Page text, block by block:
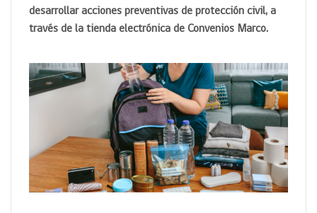
desarrollar acciones preventivas de protección civil, a
través de la tienda electrónica de Convenios Marco.